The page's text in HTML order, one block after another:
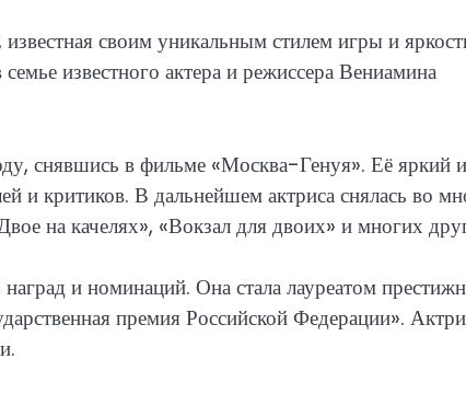
своим уникальным стилем игры и
известного актера и режиссера Вениамина
снявшись в фильме «Москва-Генуя». Её яркий и
и критиков. В дальнейшем актриса снялась во
на качелях», «Вокзал для двоих» и многих
и номинаций. Она стала лауреатом
премия Российской Федерации».